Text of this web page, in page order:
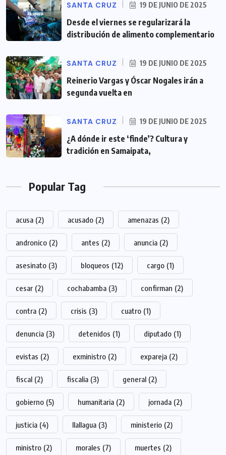
SANTA CRUZ 19 DE JUNIO DE 2025
Desde el viernes se regularizará la
distribución de alimento complementario
SANTA CRUZ 19 DE JUNIO DE 2025
Reinerio Vargas y Óscar Nogales irán a
segunda vuelta en
SANTA CRUZ 19 DE JUNIO DE 2025
¿A dónde ir este ‘finde’? Cultura y
tradición en Samaipata,
Popular Tag
acusa (2) acusado (2) amenazas (2)
andronico (2) antes (2) anuncia (2)
asesinato (3) bloqueos (12) cargo (1)
cesar (2) cochabamba (3) confirman (2)
contra (2) crisis (3) cuatro (1)
denuncia (3) detenidos (1) diputado (1)
evistas (2) exministro (2) expareja (2)
fiscal (2) fiscalia (3) general (2)
gobierno (5) humanitaria (2) jornada (2)
justicia (4) llallagua (3) ministerio (2)
ministro (2) morales (7) muertes (2)